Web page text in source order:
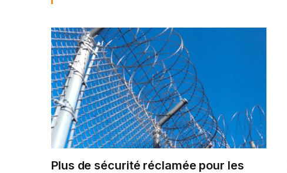
Plus de sécurité réclamée pour les